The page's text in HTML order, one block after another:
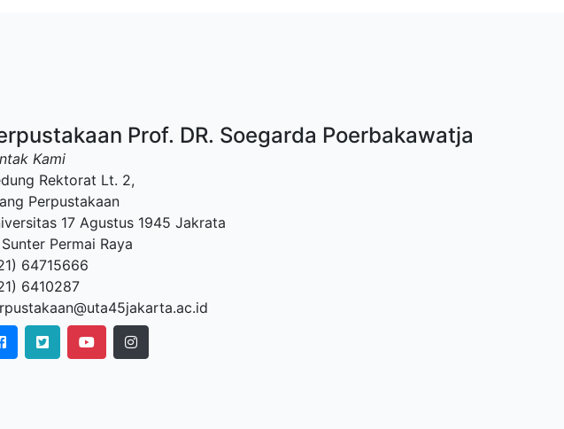
Prof. DR. Soegarda Poerbakawatja
Kami
Rektorat Lt. 2,
Perpustakaan
17 Agustus 1945 Jakrata
Permai Raya
64715666
6410287